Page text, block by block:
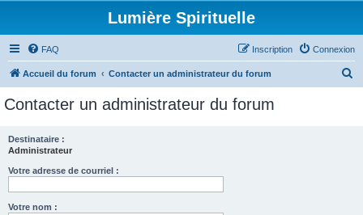
Lumière Spirituelle
FAQ Connexion
Inscription
Accueil du forum Contacter un administrateur du forum
Contacter un administrateur du forum
Destinataire :
Administrateur
Votre adresse de courriel :
Votre nom :